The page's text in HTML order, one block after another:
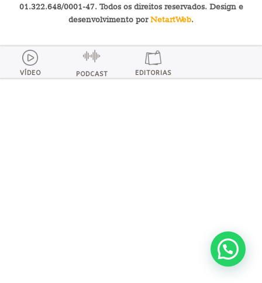
01.322.648/0001-47. Todos os direitos reservados. Design e
desenvolvimento porNetartWeb.
VÍDEO PODCAST EDITORIAS